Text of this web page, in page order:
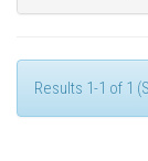
Results 1-1 of 1